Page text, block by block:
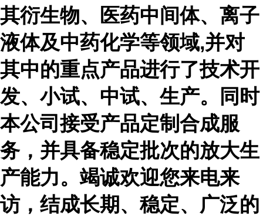
其衍生物、医药中间体、离子
液体及中药化学等领域,并对
其中的重点产品进行了技术开
发、小试、中试、生产。同时
本公司接受产品定制合成服
务，并具备稳定批次的放大生
产能力。竭诚欢迎您来电来
访，结成长期、稳定、广泛的